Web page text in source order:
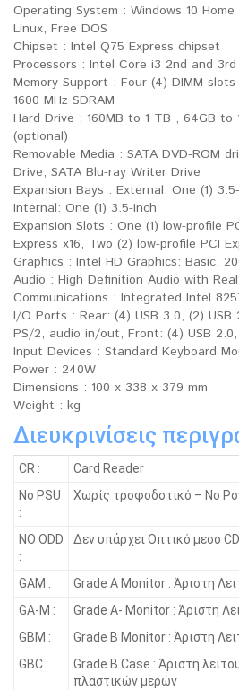
Operating System : Windows 10
Linux, Free DOS
Chipset : Intel Q75 Express chipset
Processors : Intel Core i3 2nd and 3rd
Memory Support : Four (4) DIMM
1600 MHz SDRAM
Hard Drive : 160MB to 1 TB , 64GB to
(optional)
Removable Media : SATA DVD-ROM
Drive, SATA Blu-ray Writer Drive
Expansion Bays : External: One (1)
Internal: One (1) 3.5-inch
Expansion Slots : One (1) low-profile
Express x16, Two (2) low-profile PCI
Graphics : Intel HD Graphics: Basic,
Audio : High Definition Audio with
Communications : Integrated Intel
I/O Ports : Rear: (4) USB 3.0, (2) USB
PS/2, audio in/out, Front: (4) USB
Input Devices : Standard Keyboard
Power : 240W
Dimensions : 100 x 338 x 379 mm
Weight : kg
Διευκρινίσεις
CR :
Card Reader
No PSU
:
Χωρίς τροφοδοτικό – No
NO ODD
:
Δεν υπάρχει Οπτικό μεσο
GAM :
Grade A Monitor : Άριστη
GA-M :
Grade A- Monitor : Άριστη
GBM :
Grade B Monitor : Άριστη
GBC :
Grade B Case : Άριστη
πλαστικών μερών